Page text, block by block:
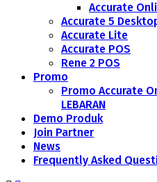
Accurate
Accurate 5
Accurate Lite
Accurate POS
Rene 2 POS
Promo
Promo Accurate
LEBARAN
Demo Produk
Join Partner
News
Frequently Asked